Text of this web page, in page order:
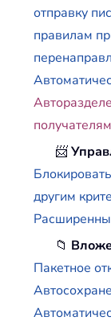
отправку
правилам
📨
другим
📁
Пакетное